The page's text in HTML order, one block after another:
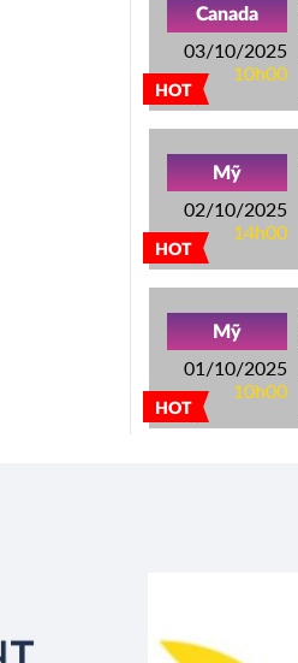
HOT
Canada
03/10/2025
10h00
HOT
Mỹ
02/10/2025
14h00
HOT
Mỹ
01/10/2025
10h00